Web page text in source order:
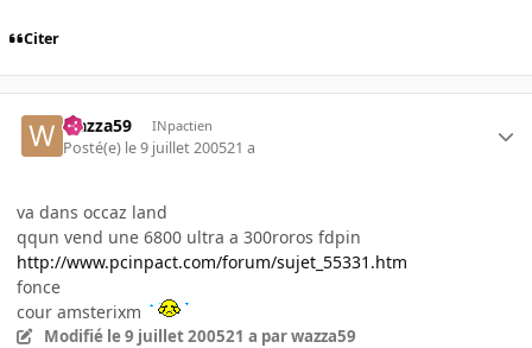
Citer
wazza59 INpactien
Posté(e) le 9 juillet 200521 a
va dans occaz land
qqun vend une 6800 ultra a 300roros fdpin
http://www.pcinpact.com/forum/sujet_55331.htm
fonce
cour amsterixm
Modifié le 9 juillet 200521 a par wazza59